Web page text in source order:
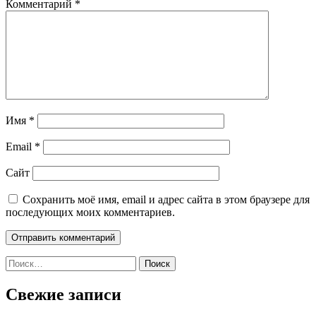
Комментарий *
Имя *
Email *
Сайт
Сохранить моё имя, email и адрес сайта в этом браузере для
последующих моих комментариев.
Найти:
Свежие записи